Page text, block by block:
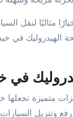
لنقل
الهيدروليك في
في
متميزة تجعلها
رفع وتنزيل